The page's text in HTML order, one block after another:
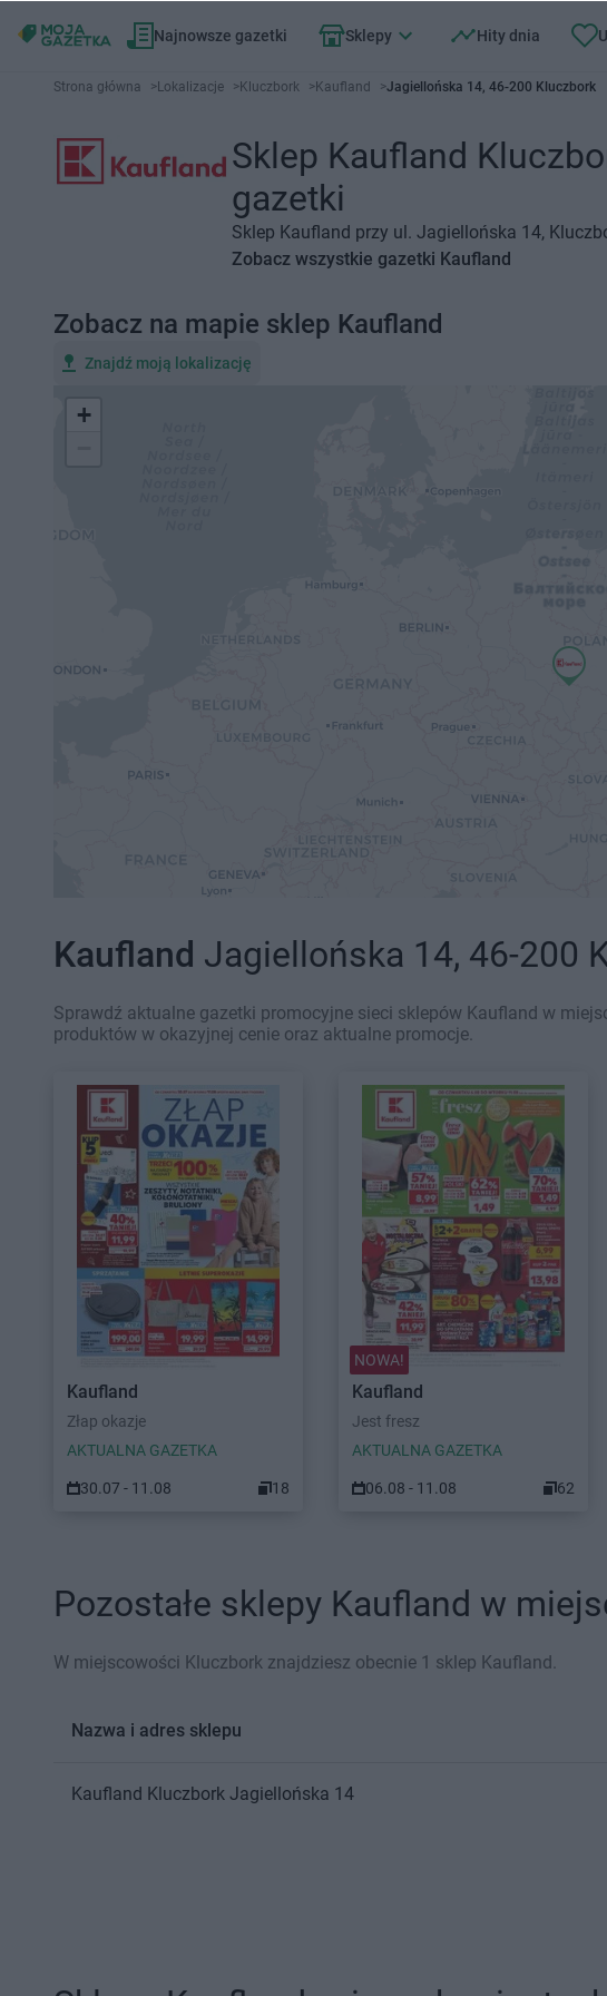
Najnowsze gazetki Sklepy Hity dnia
Strona główna >Lokalizacje >Kluczbork >Kaufland >Jagiellońska 14, 46-200 Kluczbork
Sklep Kaufland
gazetki
Sklep Kaufland przy ul. Jagiellońska 14,
Zobacz wszystkie gazetki Kaufland
Zobacz na mapie sklep Kaufland
Znajdź moją lokalizację
+
Kaufland Jagiellońska 14, 46-200
Sprawdź aktualne gazetki promocyjne sieci sklepów Kaufland w
produktów w okazyjnej cenie oraz aktualne promocje.
Kaufland
Złap okazje
AKTUALNA GAZETKA
30.07 - 11.08 18
NOWA!
Kaufland
Jest fresz
AKTUALNA GAZETKA
06.08 - 11.08 62
Pozostałe sklepy Kaufland w
W miejscowości Kluczbork znajdziesz obecnie 1 sklep Kaufland.
Nazwa i adres sklepu
Kaufland Kluczbork Jagiellońska 14